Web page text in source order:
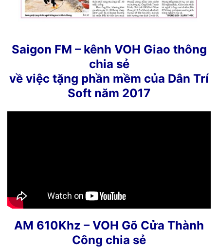
Saigon FM – kênh VOH Giao thông
chia sẻ
về việc tặng phần mềm của Dân Trí
Soft năm 2017
AM 610Khz – VOH Gõ Cửa Thành
Công chia sẻ